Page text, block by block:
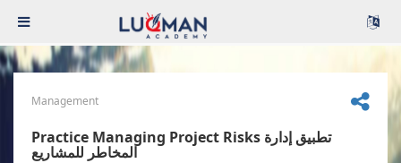
Management
Practice Managing Project Risks تطبيق إدارة
المخاطر للمشاريع